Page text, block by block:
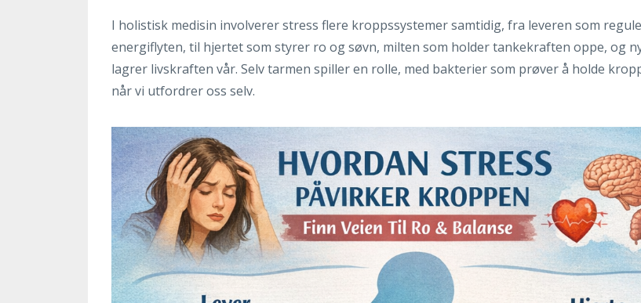
I holistisk medisin involverer stress flere kroppssystemer samtidig, fra leveren som
energiflyten, til hjertet som styrer ro og søvn, milten som holder tankekraften oppe, og
lagrer livskraften vår. Selv tarmen spiller en rolle, med bakterier som prøver å holde
når vi utfordrer oss selv.